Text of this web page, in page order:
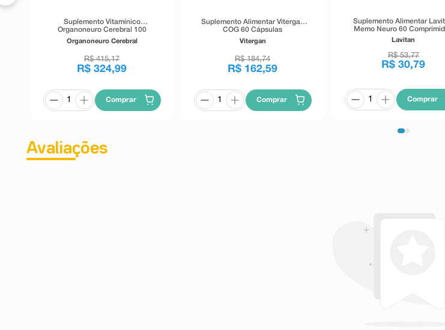
Suplemento Vitamínico
Organoneuro Cerebral 100
Comprimidos Revestidos
Organoneuro Cerebral
R$ 415,17
R$ 324,99
Comprar
Suplemento Alimentar Vitergan
COG 60 Cápsulas
Vitergan
R$ 184,74
R$ 162,59
Comprar
Suplemento Alimentar
Memo Neuro 60
Revestidos
Lavitan
R$ 53,77
R$ 30,79
Comprar
Avaliações